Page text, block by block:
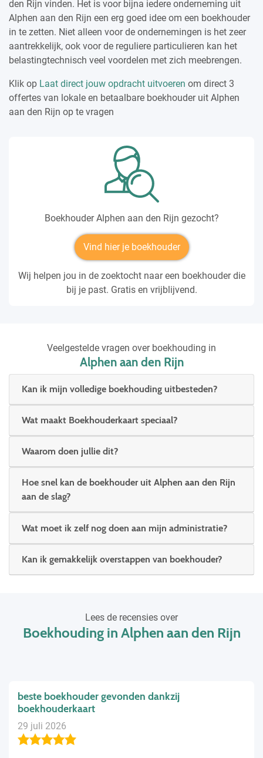
den Rijn vinden. Het is voor bijna iedere onderneming uit
Alphen aan den Rijn een erg goed idee om een boekhouder
in te zetten. Niet alleen voor de ondernemingen is het zeer
aantrekkelijk, ook voor de reguliere particulieren kan het
belastingtechnisch veel voordelen met zich meebrengen.
Klik op Laat direct jouw opdracht uitvoeren om direct 3
offertes van lokale en betaalbare boekhouder uit Alphen
aan den Rijn op te vragen
Boekhouder Alphen aan den Rijn gezocht?
Vind hier je boekhouder
Wij helpen jou in de zoektocht naar een boekhouder die
bij je past. Gratis en vrijblijvend.
Veelgestelde vragen over boekhouding in
Alphen aan den Rijn
Kan ik mijn volledige boekhouding uitbesteden?
Wat maakt Boekhouderkaart speciaal?
Waarom doen jullie dit?
Hoe snel kan de boekhouder uit Alphen aan den Rijn
aan de slag?
Wat moet ik zelf nog doen aan mijn administratie?
Kan ik gemakkelijk overstappen van boekhouder?
Lees de recensies over
Boekhouding in Alphen aan den Rijn
beste boekhouder gevonden dankzij
boekhouderkaart
29 juli 2026